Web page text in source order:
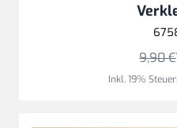
9,90 €
Inkl. 19%